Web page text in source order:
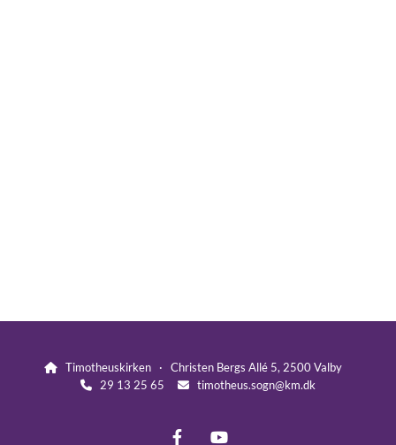
Timotheuskirken · Christen Bergs Allé 5, 2500 Valby
 29 13 25 65  timotheus.sogn@km.dk